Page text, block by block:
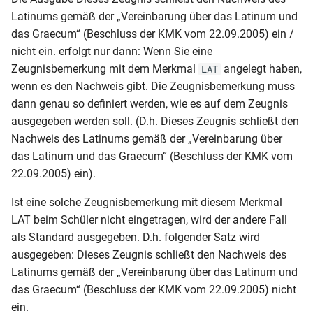
MVP-HS-ÜZ
MVP-REG (Seite 2 mit Noten)
MVP-REG (Seite 2 mit Noten)-
Wappen
MVP-REG- AS
MVP-REG-AS (Berufsreife)
MVP-REG-HJZ (Bemerkung
Gesamteinschätzung)
MVP-REG-HJZ
(Gesamteinschätzung)
MVP-RS-AS (mit
NRW-RS-ÜZ (Klasse 7-10)
NRW-WG-AZ
NRW-WG-JZ
RLP-GY-ABI (2010-G8-G9)
RLP-GY-ABI (2010-G8-G9) (A4
Seite 2)
RLP-GY-ABI (2010-G8-G9) (A4
Seite 1)
RLP-GY-ABI (2010-G8-G9) (A4
Seite 1) (ohne Wappen)
RLP-GY-ABI (2010-G8-G9) (2)
RLP-GY-ABI (2010)
RLP-GS-JZ (3. und 4. Klasse)
(Einschulmerkmal1 sortiert
nach Bewerber-Gesamtnote,
Punkte, HF-Note)
Schülerliste (Fehlzeiten nach
Klasse gruppiert)
Schülerliste (Fehlzeiten nach
Schüler gruppiert)
Schülerliste (Klasse,
Geburtsdatum und
Geburtsland)
Schülerliste (Nachprüflinge)
Fremdsprachen)
Klassenliste mit
Schülersummendaten
(Religion)
Klassenliste mit
Schülersummendaten (Var 1)
Klassenliste mit
Schülersummendaten
Klassenliste mit Schülerzahl
Klassenliste mit
Summendaten (DIN A5)
Klassenliste mit
Latinums gemäß der „Vereinbarung über das Latinum und
das Graecum“ (Beschluss der KMK vom 22.09.2005) ein /
nicht ein. erfolgt nur dann: Wenn Sie eine
Zeugnisbemerkung mit dem Merkmal
LAT angelegt haben,
wenn es den Nachweis gibt. Die Zeugnisbemerkung muss
dann genau so definiert werden, wie es auf dem Zeugnis
ausgegeben werden soll. (D.h. Dieses Zeugnis schließt den
Nachweis des Latinums gemäß der „Vereinbarung über
das Latinum und das Graecum“ (Beschluss der KMK vom
22.09.2005) ein).
Ist eine solche Zeugnisbemerkung mit diesem Merkmal
LAT beim Schüler nicht eingetragen, wird der andere Fall
als Standard ausgegeben. D.h. folgender Satz wird
ausgegeben: Dieses Zeugnis schließt den Nachweis des
Latinums gemäß der „Vereinbarung über das Latinum und
das Graecum“ (Beschluss der KMK vom 22.09.2005) nicht
ein.